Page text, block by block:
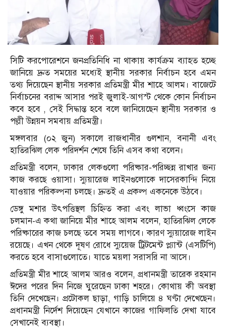
সিটি করপোরেশনে জনপ্রতিনিধি না থাকায় কার্যক্রম ব্যাহত হচ্ছে
জানিয়ে দ্রুত সময়ের মধ্যেই স্থানীয় সরকার নির্বাচন হবে এমন
তথ্য দিয়েছেন স্থানীয় সরকার প্রতিমন্ত্রী মীর শাহে আলম। বাজেটে
নির্বাচনের বরাদ্দ আসার পরই জুলাই-আগস্ট থেকে কোন নির্বাচন
কবে হবে , সেই সিদ্ধান্ত হবে বলে জানিয়েছেন স্থানীয় সরকার ও
পল্লী উন্নয়ন সমবায় প্রতিমন্ত্রী।
মঙ্গলবার (০২ জুন) সকালে রাজধানীর গুলশান, বনানী এবং
হাতিরঝিল লেক পরিদর্শন শেষে তিনি এসব কথা বলেন।
প্রতিমন্ত্রী বলেন, ঢাকার লেকগুলো পরিষ্কার-পরিচ্ছন্ন রাখার জন্য
কাজ করছে ওয়াসা। স্যুয়ারেজ লাইনগুলোকে দাসেরকান্দি নিয়ে
যাওয়ার পরিকল্পনা চলছে। দ্রুতই এ প্রকল্প একনেকে উঠবে।
ডেঙ্গু মশার উৎপত্তিস্থল চিহ্নিত করা এবং লাভা ধ্বংসে কাজ
চলমান-এ কথা জানিয়ে মীর শাহে আলম বলেন, হাতিরঝিল লেকে
পরিষ্কারের কাজ চলছে তবে সময় লাগবে। কারণ স্যুয়ারেজ লাইন
রয়েছে। এখন থেকে দূষণ রোধে স্যুয়েজ ট্রিটমেন্ট প্ল্যান্ট (এসটিপি)
করতে হবে বাসাগুলোতে। যাতে ময়লা সরাসরি না আসে।
প্রতিমন্ত্রী মীর শাহে আলম আরও বলেন, প্রধানমন্ত্রী তারেক রহমান
ঈদের পরের দিন নিজে ঘুরেছেন ঢাকা শহরে। কোথায় কী অবস্থা
তিনি দেখেছেন। প্রটোকল ছাড়া, গাড়ি চালিয়ে ৪ ঘণ্টা দেখেছেন।
প্রধানমন্ত্রী নির্দেশ দিয়েছেন যেখানে কাজের গাফিলতি দেখা যাবে
সেখানেই ব্যবস্থা।